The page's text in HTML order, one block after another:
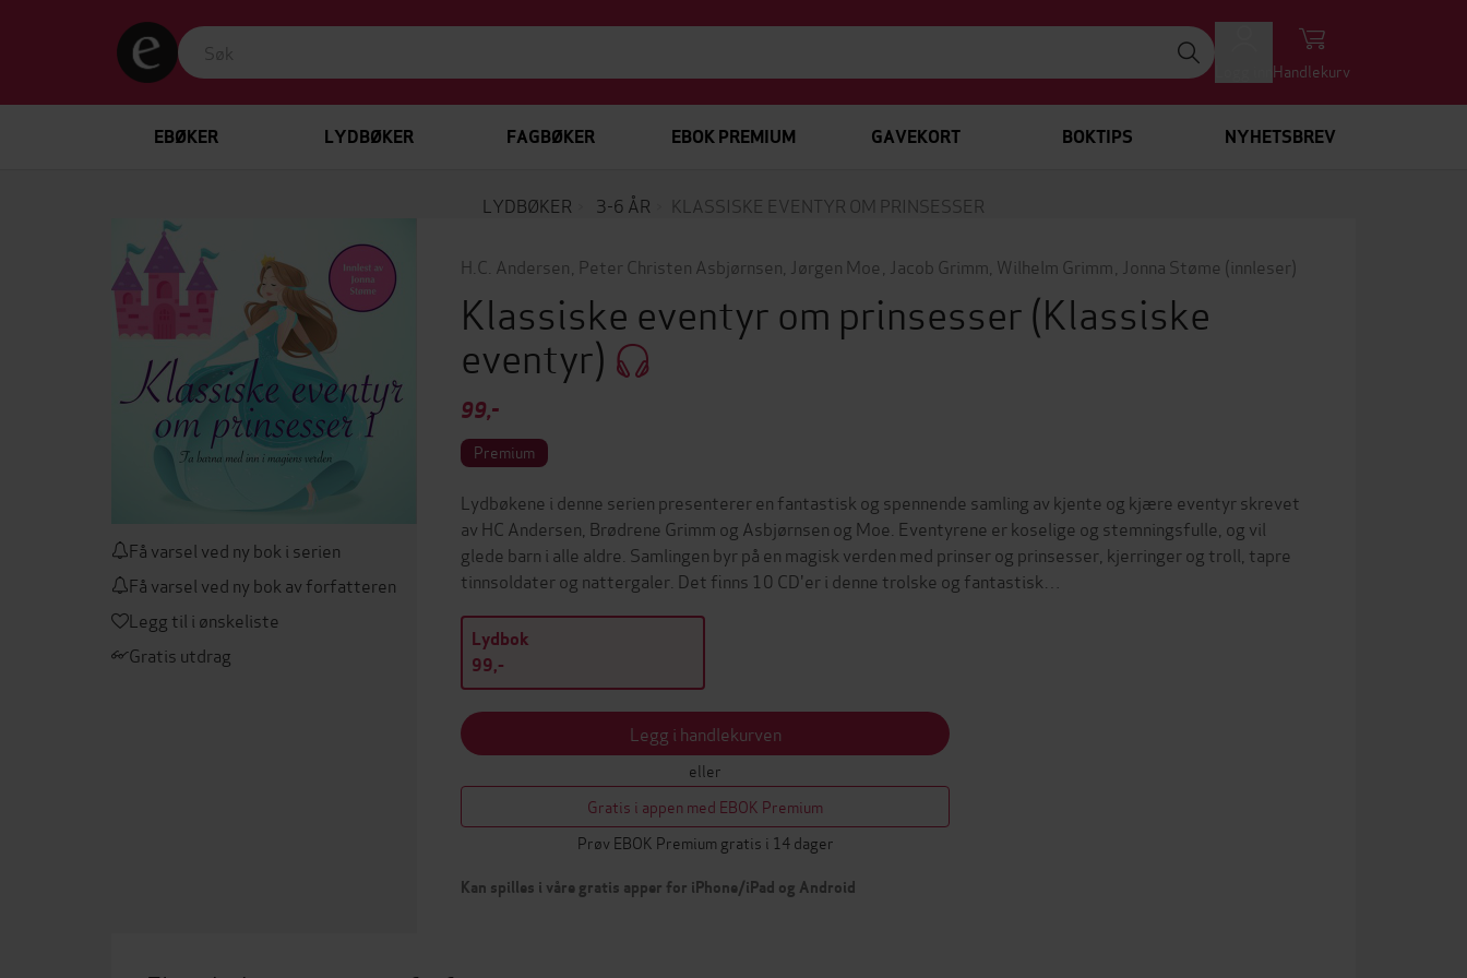
Handlekurv
EBØKER LYDBØKER FAGBØKER EBOK PREMIUM GAVEKORT BOKTIPS NYHETSBREV
LYDBØKER 3-6 ÅR KLASSISKE EVENTYR OM PRINSESSER
Få varsel ved ny bok i serien
Få varsel ved ny bok av forfatteren
Legg til i ønskeliste
Gratis utdrag
H.C. Andersen Peter Christen Asbjørnsen Jørgen Moe Jacob Grimm Wilhelm Grimm Jonna Støme (innleser)
Klassiske eventyr om prinsesser(Klassiske
eventyr)
99,-
Premium
Lydbøkene i denne serien presenterer en fantastisk og spennende samling av kjente og kjære eventyr skrevet
av HC Andersen, Brødrene Grimm og Asbjørnsen og Moe. Eventyrene er koselige og stemningsfulle, og vil
glede barn i alle aldre. Samlingen byr på en magisk verden med prinser og prinsesser, kjerringer og troll, tapre
tinnsoldater og nattergaler. Det finns 10 CD'er i denne trolske og fantastisk…
Lydbok
99,-
Legg i handlekurven
eller
Gratis i appen med EBOK Premium
Prøv EBOK Premium gratis i 14 dager
Kan spilles i våre gratis apper for iPhone/iPad og Android